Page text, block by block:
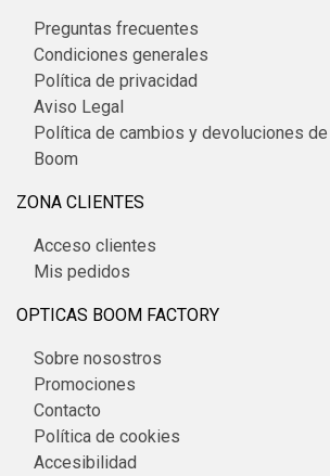
Preguntas frecuentes
Condiciones generales
Política de privacidad
Aviso Legal
Política de cambios y devoluciones
Boom
ZONA CLIENTES
Acceso clientes
Mis pedidos
OPTICAS BOOM FACTORY
Sobre nosostros
Promociones
Contacto
Política de cookies
Accesibilidad